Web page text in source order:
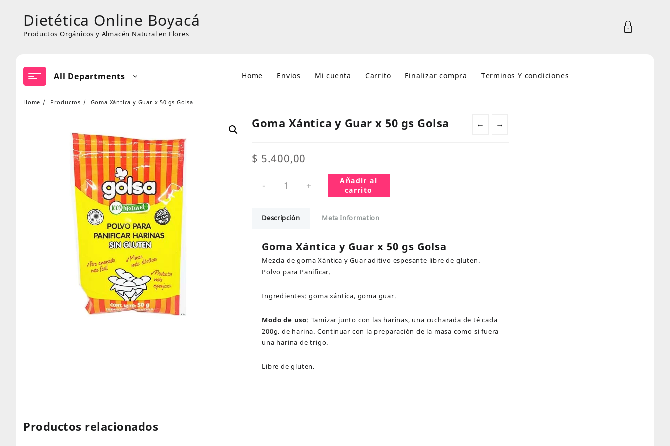
contentDietética Online Boyacá
Productos Orgánicos y Almacén Natural en Flores
All Departments Home Envios Mi cuenta Carrito Finalizar compra Terminos Y condiciones
Home Productos Goma Xántica y Guar x 50 gs Golsa
← →
Goma Xántica y Guar x 50 gs Golsa
$ 5.400,00
-
Xántica
y
x
Golsa
cantidad
+
Añadir al
carrito
Descripción Meta Information
Goma Xántica y Guar x 50 gs Golsa
Mezcla de goma Xántica y Guar aditivo espesante libre de gluten.
Polvo para Panificar.
Ingredientes: goma xántica, goma guar.
Modo de uso: Tamizar junto con las harinas, una cucharada de té cada
200g. de harina. Continuar con la preparación de la masa como si fuera
una harina de trigo.
Libre de gluten.
Productos relacionados